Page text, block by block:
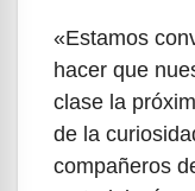
«Estamos
hacer que
clase la
de la
compañeros